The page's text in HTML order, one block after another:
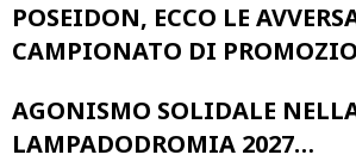
POSEIDON, ECCO LE
CAMPIONATO DI
AGONISMO SOLIDALE
LAMPADODROMIA 2027…